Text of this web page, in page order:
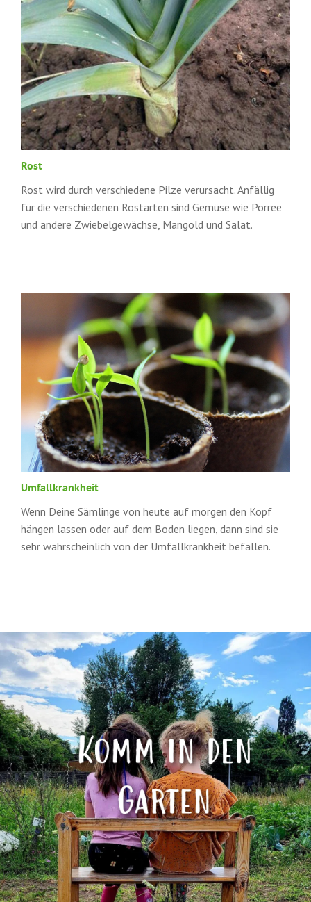
Rost
Rost wird durch verschiedene Pilze verursacht. Anfällig
für die verschiedenen Rostarten sind Gemüse wie Porree
und andere Zwiebelgewächse, Mangold und Salat.
Umfallkrankheit
Wenn Deine Sämlinge von heute auf morgen den Kopf
hängen lassen oder auf dem Boden liegen, dann sind sie
sehr wahrscheinlich von der Umfallkrankheit befallen.